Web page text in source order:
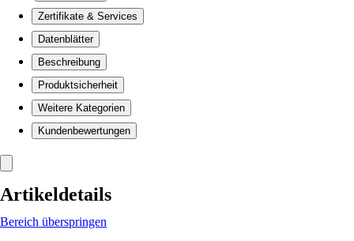
Zertifikate & Services
Datenblätter
Beschreibung
Produktsicherheit
Weitere Kategorien
Kundenbewertungen
Artikeldetails
Bereich überspringen